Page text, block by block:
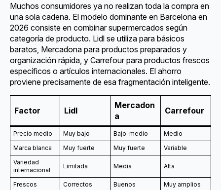
Muchos consumidores ya no realizan toda la compra en
una sola cadena. El modelo dominante en Barcelona en
2026 consiste en combinar supermercados según
categoría de producto. Lidl se utiliza para básicos
baratos, Mercadona para productos preparados y
organización rápida, y Carrefour para productos frescos
específicos o artículos internacionales. El ahorro
proviene precisamente de esa fragmentación inteligente.
Factor Lidl
Mercadon
a
Carrefour
Precio medio Muy bajo Bajo-medio
Medio
Marca blanca
Muy fuerte Muy fuerte
Variable
Variedad
internacional
Limitada Media Alta
Frescos Correctos Buenos
Muy amplios